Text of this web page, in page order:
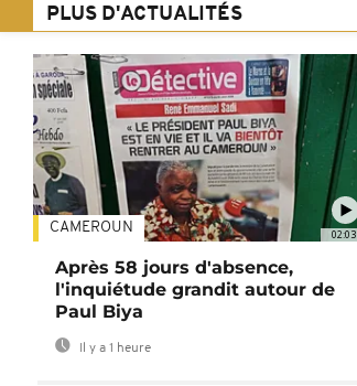
PLUS D'ACTUALITÉS
02:03
CAMEROUN
Après 58 jours d'absence,
l'inquiétude grandit autour de
Paul Biya
Il y a 1 heure